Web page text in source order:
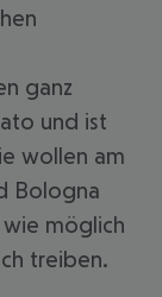
ganz
und ist
wollen am
Bologna
möglich
treiben.